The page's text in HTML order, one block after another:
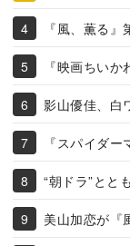
『風、薫る
『映画ちい
影山優佳、白
『スパイダ
“朝ドラ”とと
美山加恋が『